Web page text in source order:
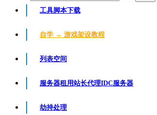
工具脚本下载
自学 → 游戏架设教程
列表空间
服务器租用站长代理IDC服务器
劫持处理